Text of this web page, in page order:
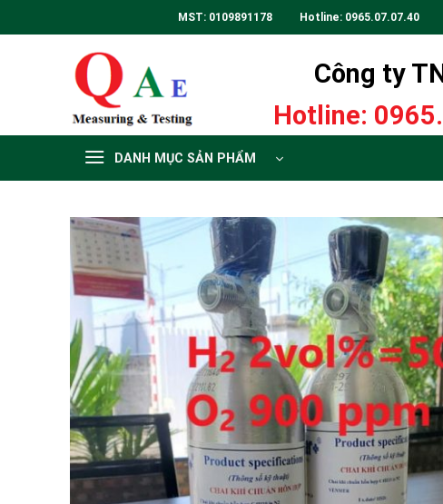
to
MST: 0109891178 Hotline: 0965.07.07.40
Công ty
Hotline:
DANH MỤC SẢN PHẨM